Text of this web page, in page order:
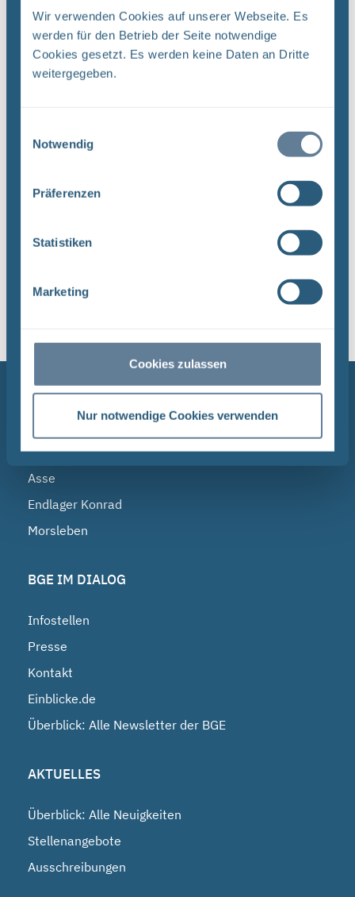
Wir verwenden Cookies auf unserer Webseite. Es
werden für den Betrieb der Seite notwendige
Cookies gesetzt. Es werden keine Daten an Dritte
weitergegeben.
Notwendig
Präferenzen
Statistiken
Marketing
Cookies zulassen
Nur notwendige Cookies verwenden
Sortieren nach
Neugier, Skepsis, Verständnis und viele Fragen
Unterlagenbehörde und dem Bundesamt für
NAVIGATION
Endlagersuche
Asse
Endlager Konrad
Morsleben
BGE IM DIALOG
Infostellen
Presse
Kontakt
Einblicke.de
Überblick: Alle Newsletter der BGE
AKTUELLES
Überblick: Alle Neuigkeiten
Stellenangebote
Ausschreibungen